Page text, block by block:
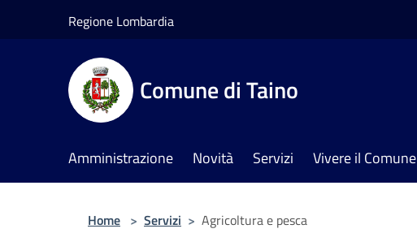
Regione Lombardia
Comune di Taino
Amministrazione Novità Servizi Vivere il Comune
Home > Servizi > Agricoltura e pesca